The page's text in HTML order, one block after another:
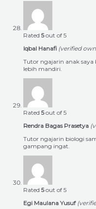
Rated 5out of 5
Iqbal Hanafi (verified
Tutor ngajarin anak saya
lebih mandiri.
Rated 5out of 5
Rendra Bagas Prasetya
Tutor ngajarin biologi
gampang ingat.
Rated 5out of 5
Egi Maulana Yusuf